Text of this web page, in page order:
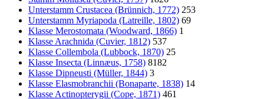
Unterstamm Crustacea (Brünnich, 1772) 253
Unterstamm Myriapoda (Latreille, 1802) 69
Klasse Merostomata (Woodward, 1866) 1
Klasse Arachnida (Cuvier, 1812) 537
Klasse Collembola (Lubbock, 1870) 25
Klasse Insecta (Linnæus, 1758) 8182
Klasse Dipneusti (Müller, 1844) 3
Klasse Elasmobranchii (Bonaparte, 1838) 14
Klasse Actinopterygii (Cope, 1871) 461